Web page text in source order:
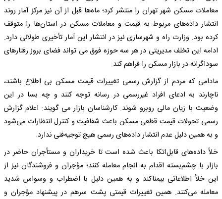
معاملات مسکن شهر تهران را منتشر کرد؛ ماه‌ها قبل از آن نیز مرکز آمار روند
انتشار داده‌های مربوط به قیمت و معاملات مسکن در استان‌ها را متوقف
کرده بود. وزارت راه و شهرسازی نیز در انتشار این آمار تأخیری طولانی دارد.
ادامه این تخلف مدیریتی در هر سه حوزه فوق می تواند فضای بروز رفتارهای
سوداگرانه در بازار مسکن را فراهم کند.
مادامی که مردم از گزارش رسمی تغییرات قیمت مسکن بی اطلاع باشند،
ناچارند به ادعای افراد غیررسمی در رسانه توجه کنند و چه بسا در این
وضعیت با زیان مالی روبرو شوند. کارشناسان بازار می گویند: اعلام گزارش
رسمی تحولات قیمت قطعی مسکن باعث شفافیت و کنترل انتظارات می‌شود
و به همین دلیل عدم انتشار داده‌های رسمی هیچ توجیه‌فنی ندارد.
خلأ داده‌های قابل‌اتکا باعث شده است تا خریداران و مستأجران حاضر در
بازار با چشم‌بسته اقدام به انجام معامله کنند؛ مؤجران و فروشندگان نیز از
این خلأ اطلاعاتی بیمناکند و به همین دلیل با اضطراب و وسواس شدید
معامله می‌کنند. همین تغییرات قیمتی پشت سرهم در پیشنهاد مؤجران و